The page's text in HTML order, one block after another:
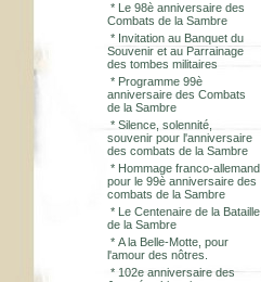
* Le 98è anniversaire des
Combats de la Sambre
* Invitation au Banquet du
Souvenir et au Parrainage
des tombes militaires
* Programme 99è
anniversaire des Combats
de la Sambre
* Silence, solennité,
souvenir pour l'anniversaire
des combats de la Sambre
* Hommage franco-allemand
pour le 99è anniversaire des
combats de la Sambre
* Le Centenaire de la Bataille
de la Sambre
* A la Belle-Motte, pour
l'amour des nôtres.
* 102e anniversaire des